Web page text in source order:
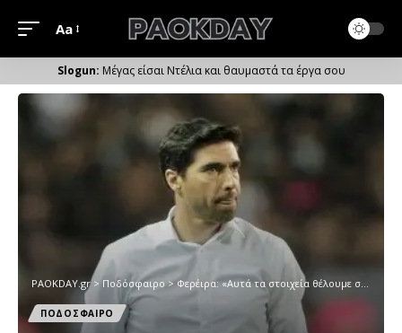
Μέγεθος
Γραμματοσειράς
Aa
Μέγας είσαι Ντέλια και θαυμαστά τα έργα σου
PAOKDAY.gr>Ποδόσφαιρο> Φερέιρα: «Αυτά τα στοιχεία θέλουμε στον αγωνιστικό χώρο»
ΠΟΔΟΣΦΑΙΡΟ